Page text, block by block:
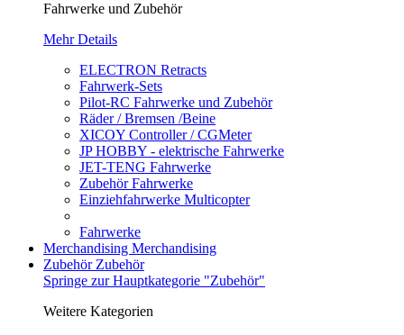
Fahrwerke und Zubehör
Mehr Details
ELECTRON Retracts
Fahrwerk-Sets
Pilot-RC Fahrwerke und Zubehör
Räder / Bremsen /Beine
XICOY Controller / CGMeter
JP HOBBY - elektrische Fahrwerke
JET-TENG Fahrwerke
Zubehör Fahrwerke
Einziehfahrwerke Multicopter
Fahrwerke
Merchandising Merchandising
Zubehör Zubehör
Springe zur Hauptkategorie "Zubehör"
Weitere Kategorien